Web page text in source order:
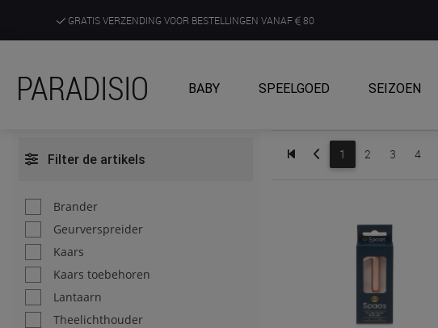
GRATIS VERZENDING VOOR BESTELLINGEN VANAF 80
ONTDEK, BELEEF EN KRIJG ADVIES IN ONZE WINKELS
PARADISIO BABY SPEELGOED SEIZOEN
Filter de artikels
Brander
Geurverspreider
Kaars
Kaars toebehoren
Lantaarn
Theelichthouder
1 2 3 4